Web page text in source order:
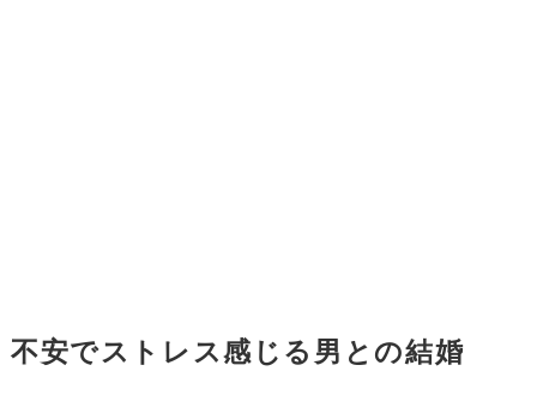
不安でストレス感じる男との結婚